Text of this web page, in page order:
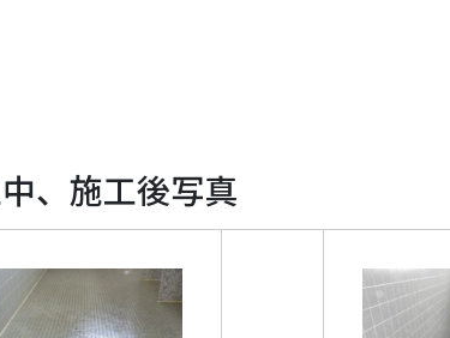
、施工後写真